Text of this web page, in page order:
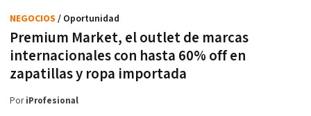
Premium Market, el outlet de marcas
internacionales con hasta 60% off en
zapatillas y ropa importada
NEGOCIOS / Oportunidad
PoriProfesional